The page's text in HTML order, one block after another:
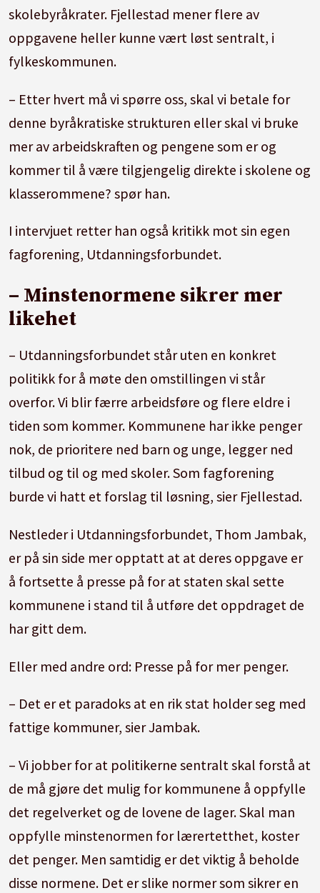
skolebyråkrater. Fjellestad mener flere av
oppgavene heller kunne vært løst sentralt, i
fylkeskommunen.
– Etter hvert må vi spørre oss, skal vi betale for
denne byråkratiske strukturen eller skal vi bruke
mer av arbeidskraften og pengene som er og
kommer til å være tilgjengelig direkte i skolene og
klasserommene? spør han.
I intervjuet retter han også kritikk mot sin egen
fagforening, Utdanningsforbundet.
– Minstenormene sikrer mer
likehet
– Utdanningsforbundet står uten en konkret
politikk for å møte den omstillingen vi står
overfor. Vi blir færre arbeidsføre og flere eldre i
tiden som kommer. Kommunene har ikke penger
nok, de prioritere ned barn og unge, legger ned
tilbud og til og med skoler. Som fagforening
burde vi hatt et forslag til løsning, sier Fjellestad.
Nestleder i Utdanningsforbundet, Thom Jambak,
er på sin side mer opptatt at at deres oppgave er
å fortsette å presse på for at staten skal sette
kommunene i stand til å utføre det oppdraget de
har gitt dem.
Eller med andre ord: Presse på for mer penger.
– Det er et paradoks at en rik stat holder seg med
fattige kommuner, sier Jambak.
– Vi jobber for at politikerne sentralt skal forstå at
de må gjøre det mulig for kommunene å oppfylle
det regelverket og de lovene de lager. Skal man
oppfylle minstenormen for lærertetthet, koster
det penger. Men samtidig er det viktig å beholde
disse normene. Det er slike normer som sikrer en